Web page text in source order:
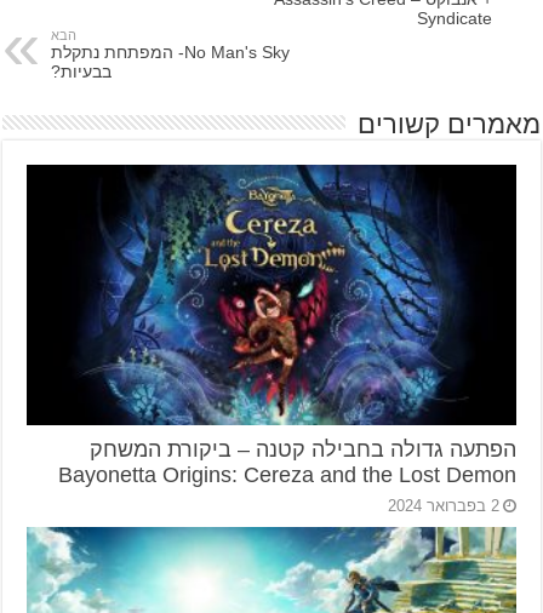
Syndicate
הבא
No Man's Sky- המפתחת נתקלת
בבעיות?
מאמרים קשורים
הפתעה גדולה בחבילה קטנה – ביקורת המשחק
Bayonetta Origins: Cereza and the Lost Demon
2 בפברואר 2024